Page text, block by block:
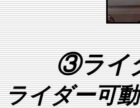
③ライ
ライダー可